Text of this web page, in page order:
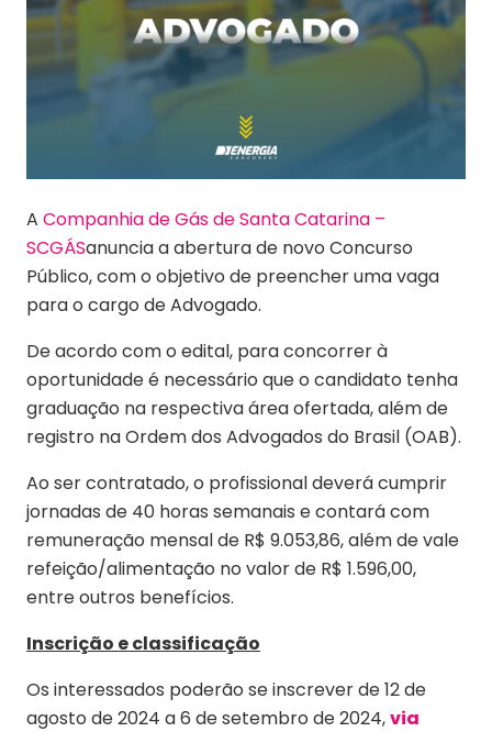
A Companhia de Gás de Santa Catarina –
SCGÁSanuncia a abertura de novo Concurso
Público, com o objetivo de preencher uma vaga
para o cargo de Advogado.
De acordo com o edital, para concorrer à
oportunidade é necessário que o candidato tenha
graduação na respectiva área ofertada, além de
registro na Ordem dos Advogados do Brasil (OAB).
Ao ser contratado, o profissional deverá cumprir
jornadas de 40 horas semanais e contará com
remuneração mensal de R$ 9.053,86, além de vale
refeição/alimentação no valor de R$ 1.596,00,
entre outros benefícios.
Inscrição e classificação
Os interessados poderão se inscrever de 12 de
agosto de 2024 a 6 de setembro de 2024,via